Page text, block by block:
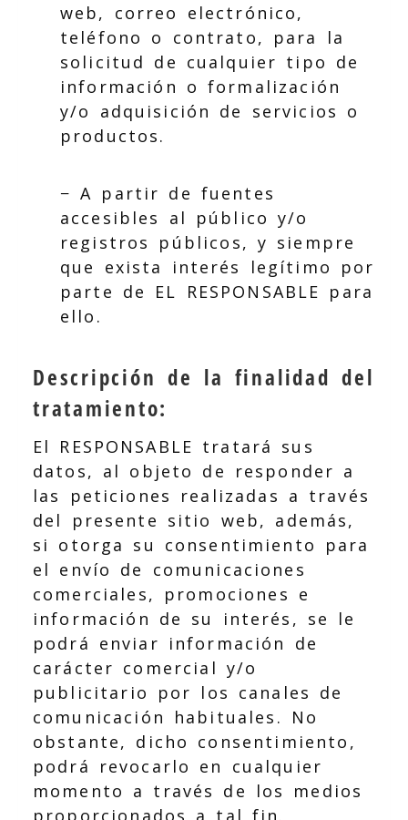
web, correo electrónico,
teléfono o contrato, para la
solicitud de cualquier tipo de
información o formalización
y/o adquisición de servicios o
productos.
− A partir de fuentes
accesibles al público y/o
registros públicos, y siempre
que exista interés legítimo por
parte de EL RESPONSABLE para
ello.
Descripción de la finalidad del
tratamiento:
El RESPONSABLE tratará sus
datos, al objeto de responder a
las peticiones realizadas a través
del presente sitio web, además,
si otorga su consentimiento para
el envío de comunicaciones
comerciales, promociones e
información de su interés, se le
podrá enviar información de
carácter comercial y/o
publicitario por los canales de
comunicación habituales. No
obstante, dicho consentimiento,
podrá revocarlo en cualquier
momento a través de los medios
proporcionados a tal fin.